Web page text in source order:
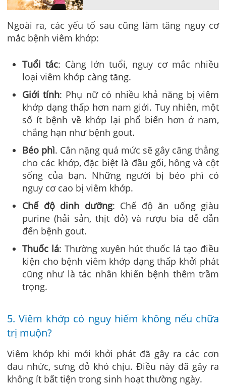
Ngoài ra, các yếu tố sau cũng làm tăng nguy cơ
mắc bệnh viêm khớp:
Tuổi tác: Càng lớn tuổi, nguy cơ mắc nhiều
loại viêm khớp càng tăng.
Giới tính: Phụ nữ có nhiều khả năng bị viêm
khớp dạng thấp hơn nam giới. Tuy nhiên, một
số ít bệnh về khớp lại phổ biến hơn ở nam,
chẳng hạn như bệnh gout.
Béo phì. Cân nặng quá mức sẽ gây căng thẳng
cho các khớp, đặc biệt là đầu gối, hông và cột
sống của bạn. Những người bị béo phì có
nguy cơ cao bị viêm khớp.
Chế độ dinh dưỡng: Chế độ ăn uống giàu
purine (hải sản, thịt đỏ) và rượu bia dễ dẫn
đến bệnh gout.
Thuốc lá: Thường xuyên hút thuốc lá tạo điều
kiện cho bệnh viêm khớp dạng thấp khởi phát
cũng như là tác nhân khiến bệnh thêm trầm
trọng.
5. Viêm khớp có nguy hiểm không nếu chữa
trị muộn?
Viêm khớp khi mới khởi phát đã gây ra các cơn
đau nhức, sưng đỏ khó chịu. Điều này đã gây ra
không ít bất tiện trong sinh hoạt thường ngày.